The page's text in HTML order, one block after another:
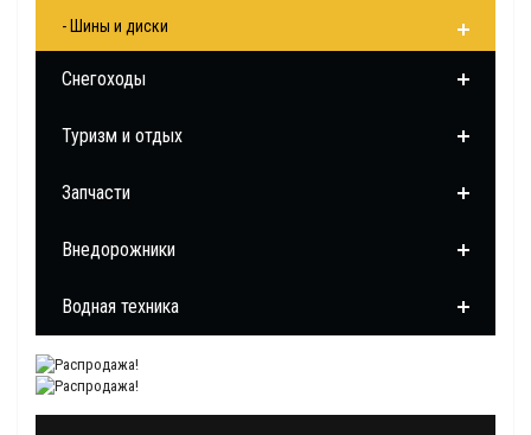
- Шины и диски
Снегоходы
Туризм и отдых
Запчасти
Внедорожники
Водная техника